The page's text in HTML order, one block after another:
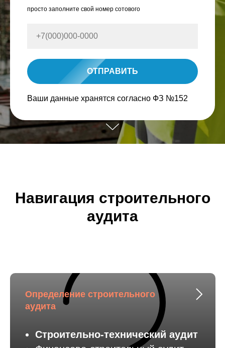
просто заполните свой номер сотового
ОТПРАВИТЬ
Ваши данные хранятся согласно ФЗ №152
Навигация строительного
аудита
Определение строительного
аудита
Строительно-технический аудит